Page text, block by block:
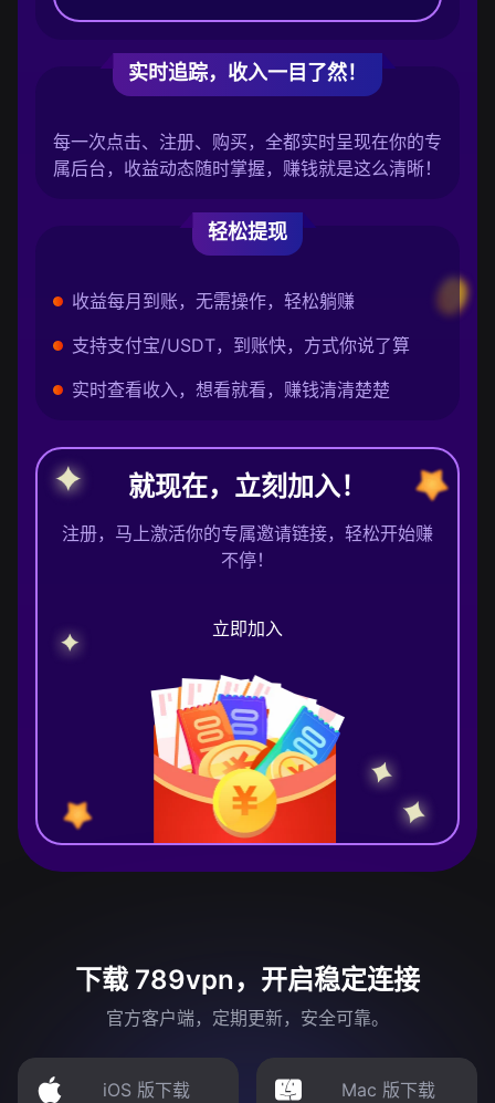
实时追踪，收入一目了然！
每一次点击、注册、购买，全都实时呈现在你的专
属后台，收益动态随时掌握，赚钱就是这么清晰！
轻松提现
收益每月到账，无需操作，轻松躺赚
支持支付宝/USDT，到账快，方式你说了算
实时查看收入，想看就看，赚钱清清楚楚
就现在，立刻加入！
注册，马上激活你的专属邀请链接，轻松开始赚
不停！
立即加入
下载 789vpn，开启稳定连接
官方客户端，定期更新，安全可靠。
iOS 版下载 Mac 版下载